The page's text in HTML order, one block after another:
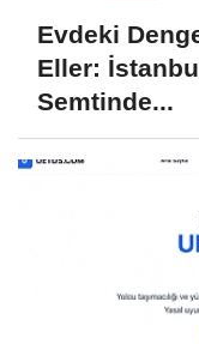
Evdeki
Eller:
Semtinde...